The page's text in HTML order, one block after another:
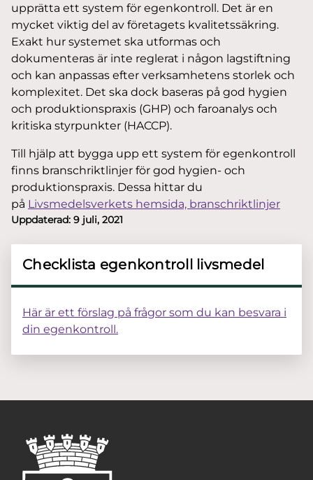
upprätta ett system för egenkontroll. Det är en
mycket viktig del av företagets kvalitetssäkring.
Exakt hur systemet ska utformas och
dokumenteras är inte reglerat i någon lagstiftning
och kan anpassas efter verksamhetens storlek och
komplexitet. Det ska dock baseras på god hygien
och produktionspraxis (GHP) och faroanalys och
kritiska styrpunkter (HACCP).
Till hjälp att bygga upp ett system för egenkontroll
finns branschriktlinjer för god hygien- och
produktionspraxis. Dessa hittar du
på Livsmedelsverkets hemsida, branschriktlinjer
Uppdaterad: 9 juli, 2021
Checklista egenkontroll livsmedel
Här är ett förslag på frågor som du kan besvara i
din egenkontroll.